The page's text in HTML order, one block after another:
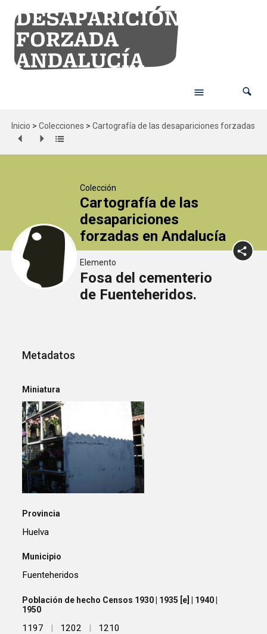
Inicio > Colecciones > Cartografía de las desapariciones forzadas
Colección
Cartografía de las
desapariciones
forzadas en Andalucía
Elemento
Fosa del cementerio
de Fuenteheridos.
Metadatos
Miniatura
Provincia
Huelva
Municipio
Fuenteheridos
Población de hecho Censos 1930 | 1935 [e] | 1940 |
1950
1197 | 1202 | 1210